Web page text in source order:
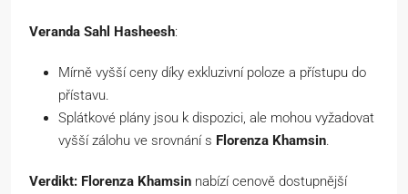
Veranda Sahl Hasheesh:
Mírně vyšší ceny díky exkluzivní poloze a přístupu do
přístavu.
Splátkové plány jsou k dispozici, ale mohou vyžadovat
vyšší zálohu ve srovnání s Florenza Khamsin
Verdikt: Florenza Khamsin nabízí cenově dostupnější